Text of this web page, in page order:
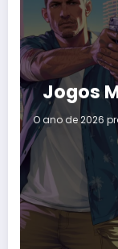
Jogos
O ano de 2026